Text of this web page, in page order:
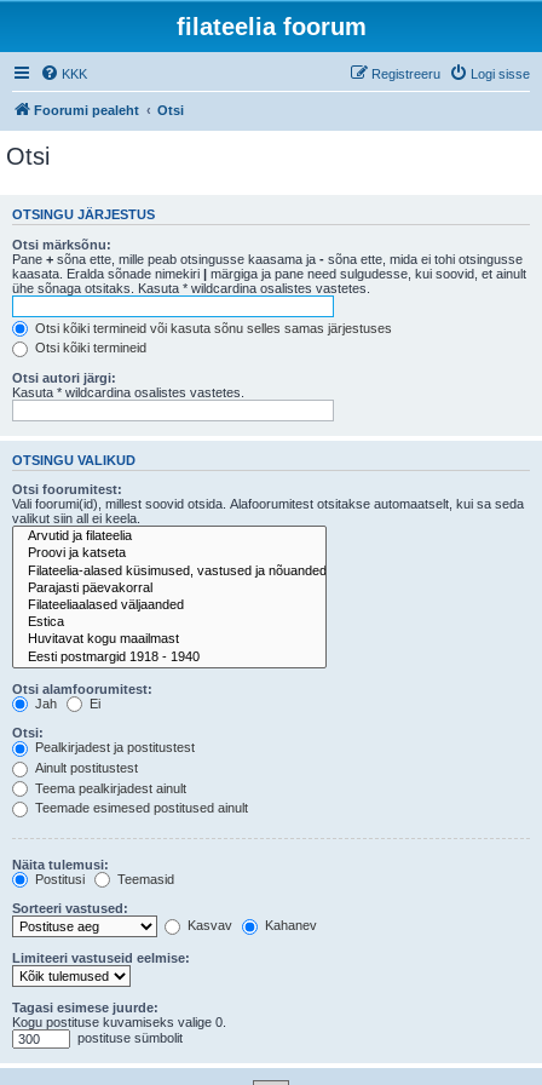
filateelia foorum
KKK Logi sisse
Registreeru
Foorumi pealeht Otsi
Otsi
OTSINGU JÄRJESTUS
Otsi märksõnu:
Pane + sõna ette, mille peab otsingusse kaasama ja - sõna ette, mida ei tohi otsingusse
kaasata. Eralda sõnade nimekiri | märgiga ja pane need sulgudesse, kui soovid, et ainult
ühe sõnaga otsitaks. Kasuta * wildcardina osalistes vastetes.
Otsi kõiki termineid või kasuta sõnu selles samas järjestuses
Otsi kõiki termineid
Otsi autori järgi:
Kasuta * wildcardina osalistes vastetes.
OTSINGU VALIKUD
Otsi foorumitest:
Vali foorumi(id), millest soovid otsida. Alafoorumitest otsitakse automaatselt, kui sa seda
valikut siin all ei keela.
Otsi alamfoorumitest:
Jah
Ei
Otsi:
Pealkirjadest ja postitustest
Ainult postitustest
Teema pealkirjadest ainult
Teemade esimesed postitused ainult
Näita tulemusi:
Postitusi
Teemasid
Sorteeri vastused:
Kasvav
Kahanev
Limiteeri vastuseid eelmise:
Tagasi esimese juurde:
Kogu postituse kuvamiseks valige 0.
postituse sümbolit